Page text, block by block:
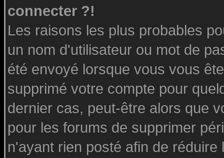
connecter ?!
Les raisons les plus probables
un nom d'utilisateur ou mot de
été envoyé lorsque vous vous
supprimé votre compte pour
dernier cas, peut-être alors que
pour les forums de supprimer
n'ayant rien posté afin de